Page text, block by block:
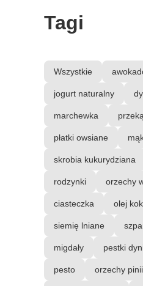
Tagi
Wszystkie
jogurt naturalny
marchewka
płatki owsiane
skrobia kukurydziana
rodzynki orzechy
ciasteczka olej
siemię lniane
migdały pestki
pesto orzechy pinii